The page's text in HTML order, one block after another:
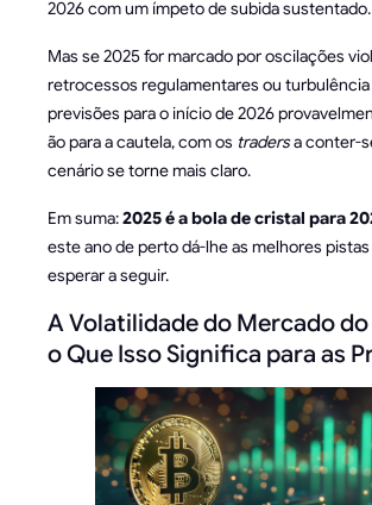
2026 com um ímpeto de subida sustentado.
Mas se 2025 for marcado por oscilações
retrocessos regulamentares ou turbulência
previsões para o início de 2026
ão para a cautela, com os tradersa conter-
cenário se torne mais claro.
Em suma:2025 é a bola de cristal para
este ano de perto dá-lhe as melhores
esperar a seguir.
A Volatilidade do Mercado
o Que Isso Significa para as